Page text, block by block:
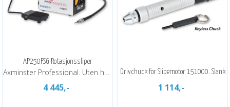
AP250FSG Rotasjonssliper
Axminster Professional. Uten håndstykke.
4 445,-
Drivchuck for Slipemotor 151000. Slank
1 114,-